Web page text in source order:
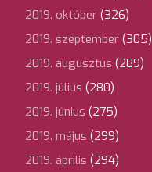
2019. október (326)
2019. szeptember (305)
2019. augusztus (289)
2019. július (280)
2019. június (275)
2019. május (299)
2019. április (294)